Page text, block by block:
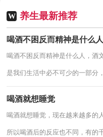
W 养生最新推荐
喝酒不困反而精神是什么人
喝酒不困反而精神是什么人，酒
是我们生活中必不可少的一部分
喝酒就想睡觉
喝酒就想睡觉，现在越来越多的
所以喝酒后的反应也不同，有的